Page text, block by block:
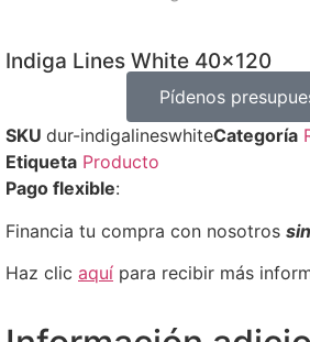
Indiga Lines White 40×120
Pídenos
SKU dur-indigalineswhiteCategoría
Etiqueta Producto
Pago flexible:
Financia tu compra con nosotros
Haz clic aquí para recibir más